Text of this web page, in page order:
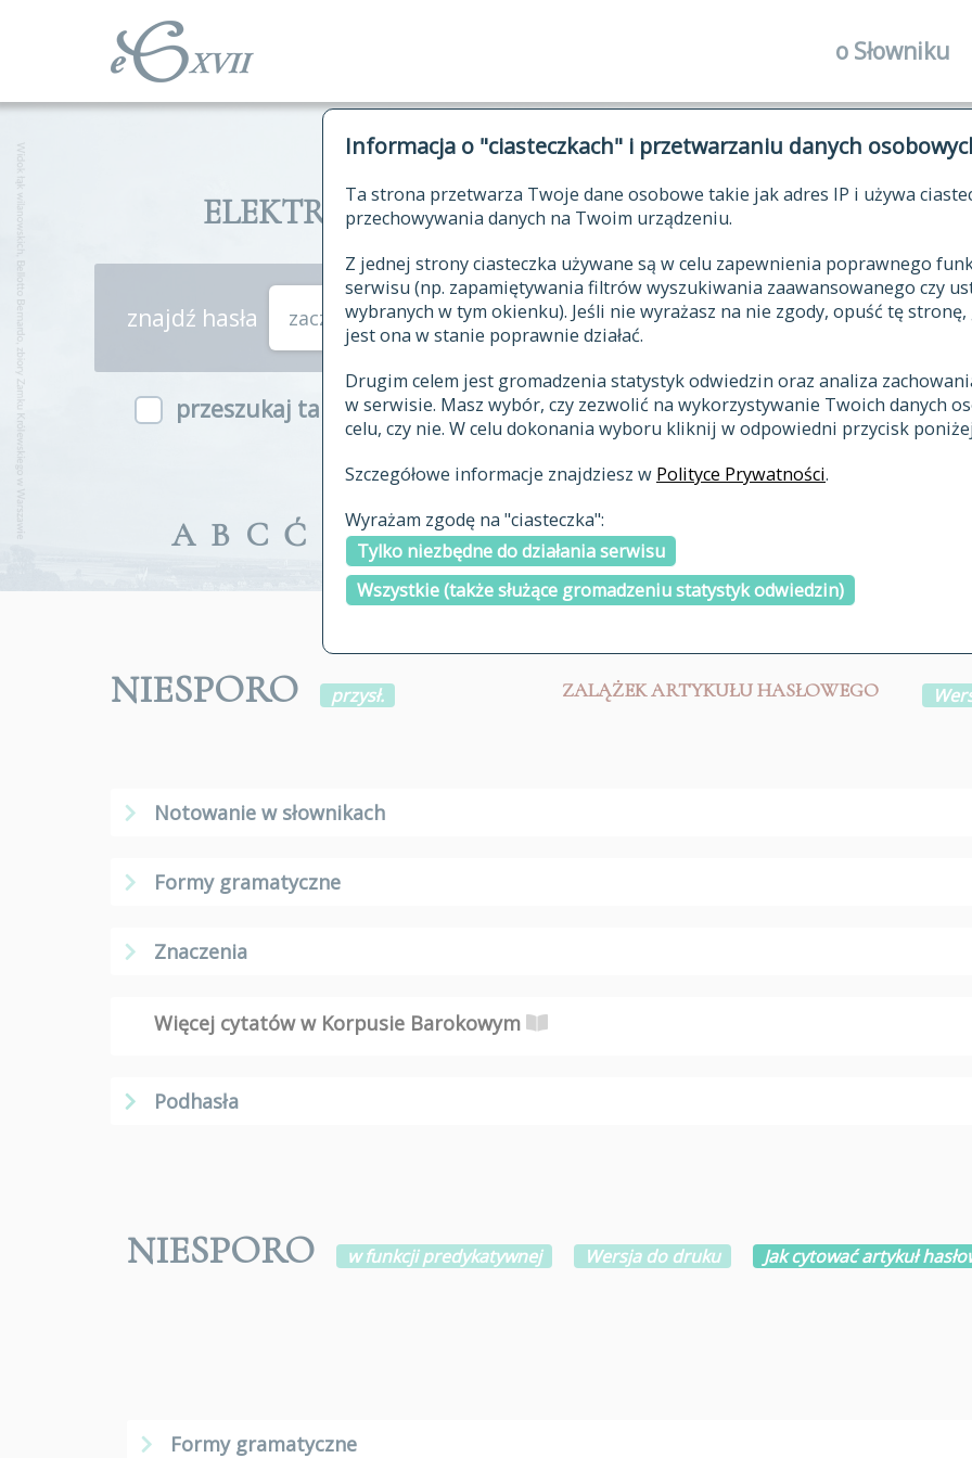
Informacja o "ciasteczkach" i przetwarzaniu danych
Ta strona przetwarza Twoje dane osobowe takie jak adres IP i używa
przechowywania danych na Twoim urządzeniu.
Z jednej strony ciasteczka używane są w celu zapewnienia poprawnego
serwisu (np. zapamiętywania filtrów wyszukiwania zaawansowanego czy
wybranych w tym okienku). Jeśli nie wyrażasz na nie zgody, opuść tę
jest ona w stanie poprawnie działać.
Drugim celem jest gromadzenia statystyk odwiedzin oraz analiza
w serwisie. Masz wybór, czy zezwolić na wykorzystywanie Twoich danych
celu, czy nie. W celu dokonania wyboru kliknij w odpowiedni przycisk
Szczegółowe informacje znajdziesz w Polityce Prywatności.
Wyrażam zgodę na "ciasteczka":
Tylko niezbędne do działania serwisu
Wszystkie (także służące gromadzeniu statystyk odwiedzin)
o Słowniku
historia
publikacje
autorzy
zasady
najnowsze
ostatnio
ELEKTRONICZNY SŁOWNIK JĘZYKA
znajdź hasła zaczynające się od
przeszukaj także hasła w indeksie
A B C Ć E F G H I J K L Ł M
NIESPORO przysł. ZALĄŻEK ARTYKUŁU HASŁOWEGO
Notowanie w słownikach
Formy gramatyczne
Znaczenia
Więcej cytatów w Korpusie Barokowym
Podhasła
NIESPORO w funkcji predykatywnej Wersja do druku Jak cytować artykuł
Formy gramatyczne